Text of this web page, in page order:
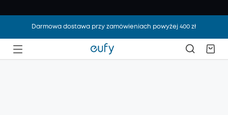
Darmowa dostawa przy zamówieniach powyżej 400 zł